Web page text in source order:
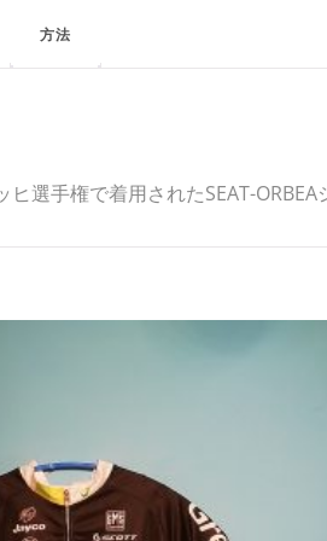
方法
ヒ選手権で着用されたSEAT-ORBEA